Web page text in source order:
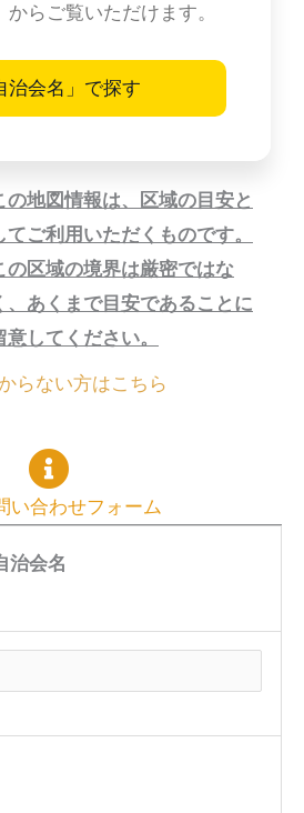
からご覧いただけます。
治会名」で探す
の地図情報は、区域の目安と
てご利用いただくものです。
の区域の境界は厳密ではな
、あくまで目安であることに
意してください。
らない方はこちら
い合わせフォーム
治会名